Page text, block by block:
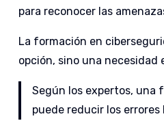
para reconocer las
La formación en
opción, sino una necesidad
Según los expertos, una
puede reducir los errores